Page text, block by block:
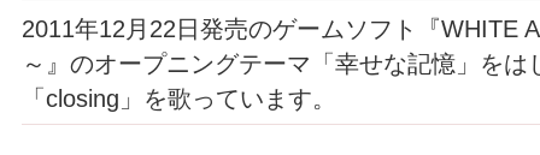
2011年12月22日発売のゲームソフト『WHITE
～』のオープニングテーマ「幸せな記憶」をは
「closing」を歌っています。